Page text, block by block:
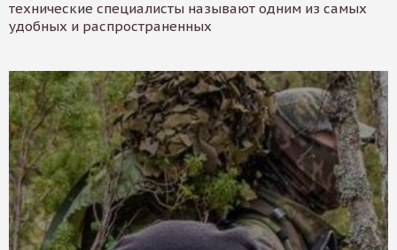
технические специалисты называют одним из самых
удобных и распространенных